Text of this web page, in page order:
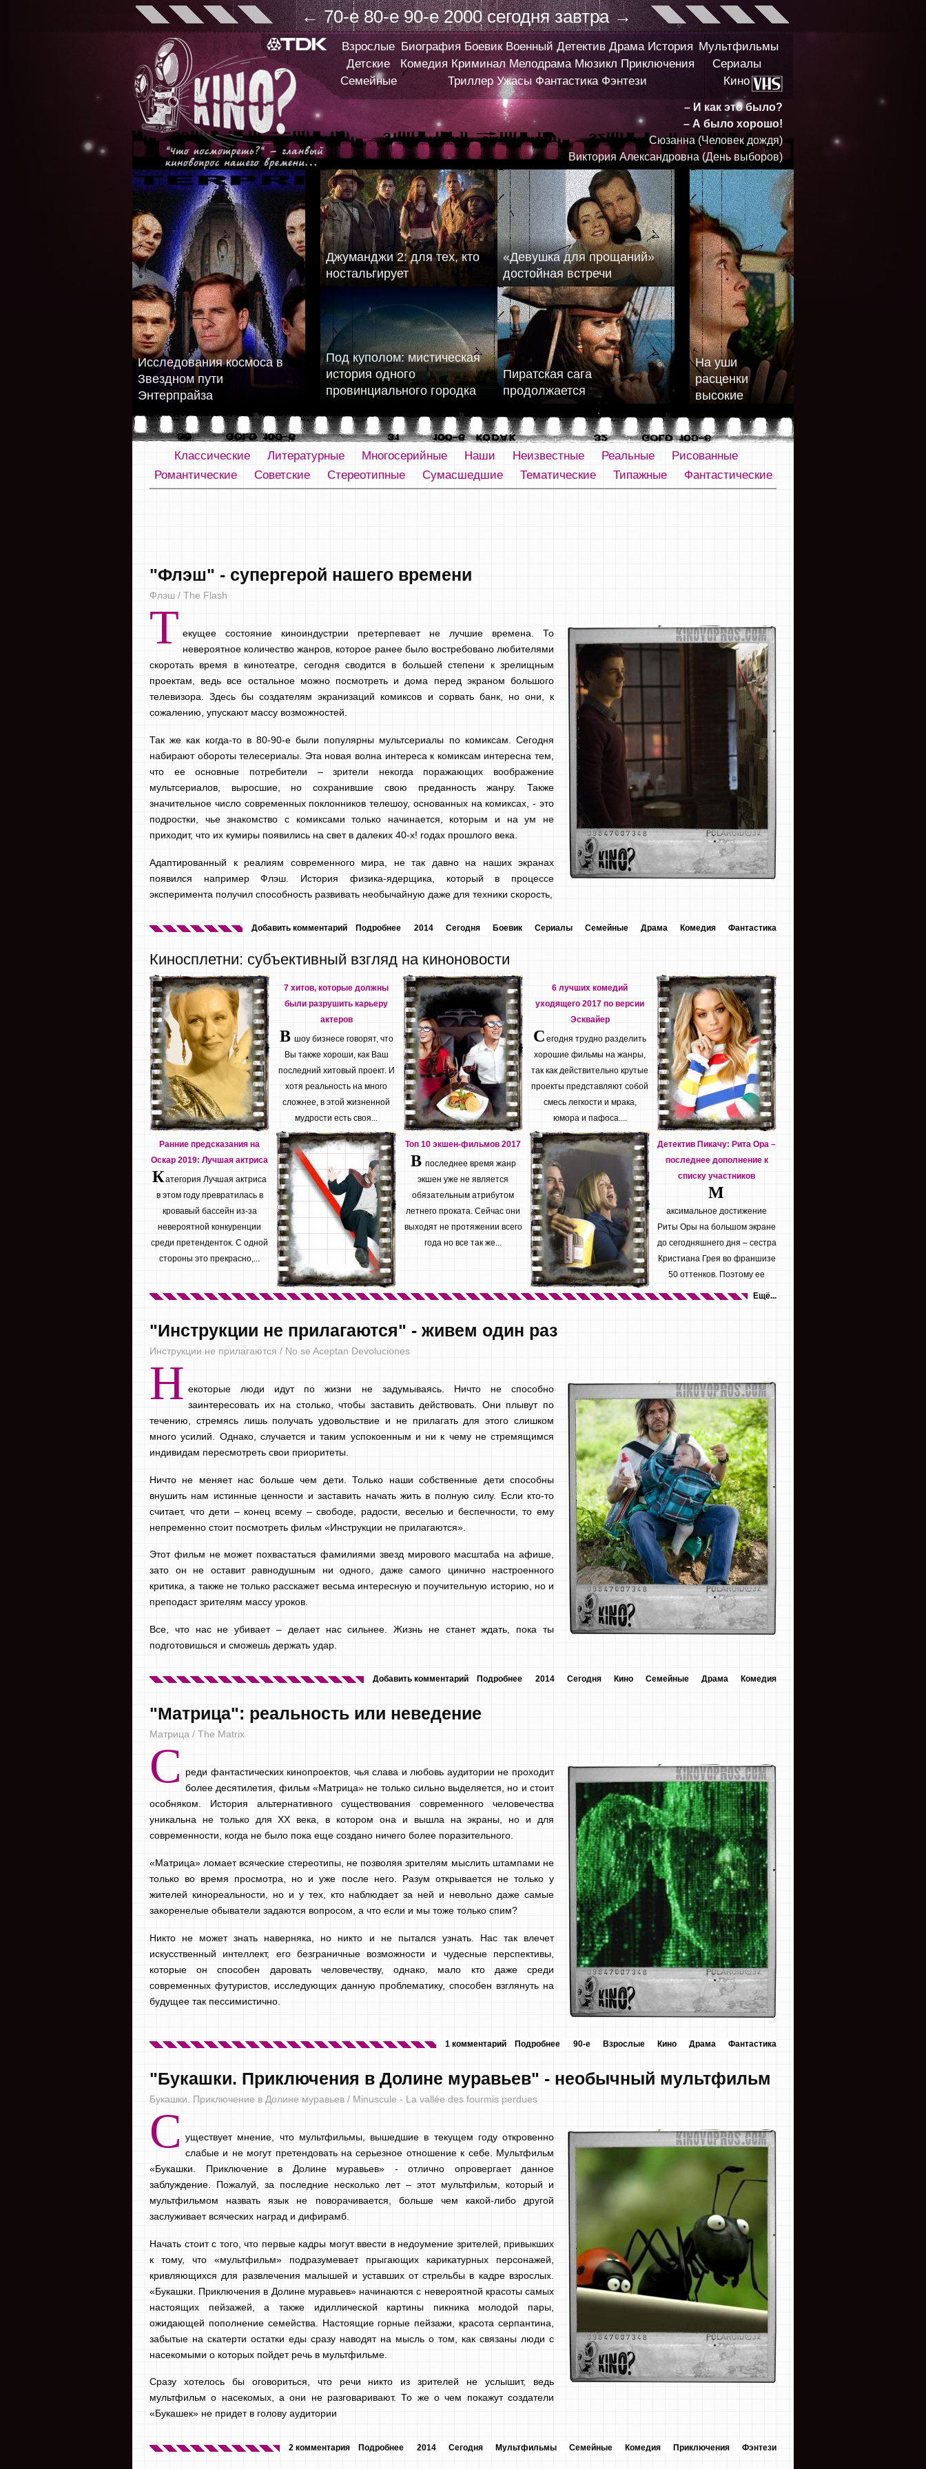
← 70-е 80-е 90-е 2000 сегодня завтра →
Взрослые
Детские
Семейные
Биография Боевик Военный Детектив Драма История
Комедия Криминал Мелодрама Мюзикл Приключения
Триллер Ужасы Фантастика Фэнтези
Мультфильмы
Сериалы
Кино
– И как это было?
– А было хорошо!
Сюзанна (Человек дождя)
Виктория Александровна (День выборов)
Исследования космоса в
Звездном пути
Энтерпрайза
Джуманджи 2: для тех, кто
ностальгирует
«Девушка для прощаний»
достойная встречи
Под куполом: мистическая
история одного
провинциального городка
Пиратская сага
продолжается
На уши
расценки
высокие
Классические Литературные Многосерийные Наши Неизвестные Реальные
Рисованные
Романтические
Советские Стереотипные Сумасшедшие Тематические Типажные Фантастические
"Флэш" - супергерой нашего времени
Флэш / The Flash
Т екущее состояние киноиндустрии претерпевает не лучшие времена. То
невероятное количество жанров, которое ранее было востребовано любителями
скоротать время в кинотеатре, сегодня сводится в большей степени к зрелищным
проектам, ведь все остальное можно посмотреть и дома перед экраном большого
телевизора. Здесь бы создателям экранизаций комиксов и сорвать банк, но они, к
сожалению, упускают массу возможностей.
Так же как когда-то в 80-90-е были популярны мультсериалы по комиксам. Сегодня
набирают обороты телесериалы. Эта новая волна интереса к комиксам интересна тем,
что ее основные потребители – зрители некогда поражающих воображение
мультсериалов, выросшие, но сохранившие свою преданность жанру. Также
значительное число современных поклонников телешоу, основанных на комиксах, - это
подростки, чье знакомство с комиксами только начинается, которым и на ум не
приходит, что их кумиры появились на свет в далеких 40-х! годах прошлого века.
Адаптированный к реалиям современного мира, не так давно на наших экранах
появился например Флэш. История физика-ядерщика, который в процессе
эксперимента получил способность развивать необычайную даже для техники скорость,
2014 Сегодня Боевик Сериалы Семейные Драма Комедия Фантастика
Добавить комментарий Подробнее
Киносплетни: субъективный взгляд на киноновости
Ранние предсказания на
Оскар 2019: Лучшая актриса
Категория Лучшая актриса
в этом году превратилась в
кровавый бассейн из-за
невероятной конкуренции
среди претенденток. С одной
стороны это прекрасно,...
7 хитов, которые должны
были разрушить карьеру
актеров
В шоу бизнесе говорят, что
Вы также хороши, как Ваш
последний хитовый проект. И
хотя реальность на много
сложнее, в этой жизненной
мудрости есть своя...
Топ 10 экшен-фильмов 2017
В последнее время жанр
экшен уже не является
обязательным атрибутом
летнего проката. Сейчас они
выходят не протяжении всего
года но все так же...
6 лучших комедий
уходящего 2017 по версии
Эсквайер
С егодня трудно разделить
хорошие фильмы на жанры,
так как действительно крутые
проекты представляют собой
смесь легкости и мрака,
юмора и пафоса....
Детектив Пикачу: Рита Ора –
последнее дополнение к
списку участников
М
аксимальное достижение
Риты Оры на большом экране
до сегодняшнего дня – сестра
Кристиана Грея во франшизе
50 оттенков. Поэтому ее
Ещё...
"Инструкции не прилагаются" - живем один раз
Инструкции не прилагаются / No se Aceptan Devoluciones
Н екоторые люди идут по жизни не задумываясь. Ничто не способно
заинтересовать их на столько, чтобы заставить действовать. Они плывут по
течению, стремясь лишь получать удовольствие и не прилагать для этого слишком
много усилий. Однако, случается и таким успокоенным и ни к чему не стремящимся
индивидам пересмотреть свои приоритеты.
Ничто не меняет нас больше чем дети. Только наши собственные дети способны
внушить нам истинные ценности и заставить начать жить в полную силу. Если кто-то
считает, что дети – конец всему – свободе, радости, веселью и беспечности, то ему
непременно стоит посмотреть фильм «Инструкции не прилагаются».
Этот фильм не может похвастаться фамилиями звезд мирового масштаба на афише,
зато он не оставит равнодушным ни одного, даже самого цинично настроенного
критика, а также не только расскажет весьма интересную и поучительную историю, но и
преподаст зрителям массу уроков.
Все, что нас не убивает – делает нас сильнее. Жизнь не станет ждать, пока ты
подготовишься и сможешь держать удар.
2014 Сегодня Кино Семейные Драма Комедия
Добавить комментарий Подробнее
"Матрица": реальность или неведение
Матрица / The Matrix
С
реди фантастических кинопроектов, чья слава и любовь аудитории не проходит
более десятилетия, фильм «Матрица» не только сильно выделяется, но и стоит
особняком. История альтернативного существования современного человечества
уникальна не только для ХХ века, в котором она и вышла на экраны, но и для
современности, когда не было пока еще создано ничего более поразительного.
«Матрица» ломает всяческие стереотипы, не позволяя зрителям мыслить штампами не
только во время просмотра, но и уже после него. Разум открывается не только у
жителей кинореальности, но и у тех, кто наблюдает за ней и невольно даже самые
закоренелые обыватели задаются вопросом, а что если и мы тоже только спим?
Никто не может знать наверняка, но никто и не пытался узнать. Нас так влечет
искусственный интеллект, его безграничные возможности и чудесные перспективы,
которые он способен даровать человечеству, однако, мало кто даже среди
современных футуристов, исследующих данную проблематику, способен взглянуть на
будущее так пессимистично.
90-е Взрослые Кино Драма Фантастика
1 комментарий Подробнее
"Букашки. Приключения в Долине муравьев" - необычный мультфильм
Букашки. Приключение в Долине муравьев / Minuscule - La vallée des fourmis perdues
С уществует мнение, что мультфильмы, вышедшие в текущем году откровенно
слабые и не могут претендовать на серьезное отношение к себе. Мультфильм
«Букашки. Приключение в Долине муравьев» - отлично опровергает данное
заблуждение. Пожалуй, за последние несколько лет – этот мультфильм, который и
мультфильмом назвать язык не поворачивается, больше чем какой-либо другой
заслуживает всяческих наград и дифирамб.
Начать стоит с того, что первые кадры могут ввести в недоумение зрителей, привыкших
к тому, что «мультфильм» подразумевает прыгающих карикатурных персонажей,
кривляющихся для развлечения малышей и уставших от стрельбы в кадре взрослых.
«Букашки. Приключения в Долине муравьев» начинаются с невероятной красоты самых
настоящих пейзажей, а также идиллической картины пикника молодой пары,
ожидающей пополнение семейства. Настоящие горные пейзажи, красота серпантина,
забытые на скатерти остатки еды сразу наводят на мысль о том, как связаны люди с
насекомыми о которых пойдет речь в мультфильме.
Сразу хотелось бы оговориться, что речи никто из зрителей не услышит, ведь
мультфильм о насекомых, а они не разговаривают. То же о чем покажут создатели
«Букашек» не придет в голову аудитории
2014 Сегодня Мультфильмы Семейные Комедия Приключения Фэнтези
2 комментария Подробнее